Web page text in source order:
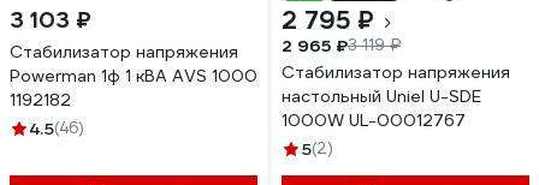
3 103 ₽
Стабилизатор напряжения
Powerman 1ф 1 кВА AVS 1000
1192182
4.5(46)
2 795 ₽
2 965 ₽3 119 ₽
Стабилизатор напряжения
настольный Uniel U-SDE
1000W UL-00012767
5(2)